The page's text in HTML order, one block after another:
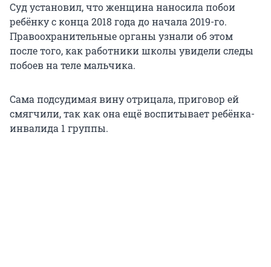
Суд установил, что женщина наносила побои
ребёнку с конца 2018 года до начала 2019-го.
Правоохранительные органы узнали об этом
после того, как работники школы увидели следы
побоев на теле мальчика.
Сама подсудимая вину отрицала, приговор ей
смягчили, так как она ещё воспитывает ребёнка-
инвалида 1 группы.